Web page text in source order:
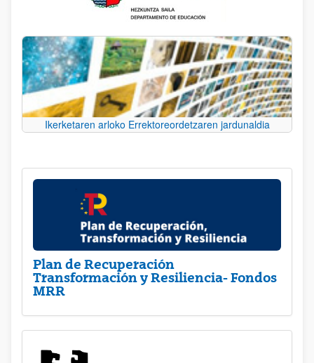
Ikerketaren arloko Errektoreordetzaren jardunaldia
Plan de Recuperación
Transformación y Resiliencia- Fondos
MRR